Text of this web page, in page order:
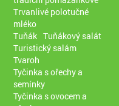
Trvanlivé polotučné
mléko
Tuňák Tuňákový salát
Turistický salám
Tvaroh
Tyčinka s ořechy a
semínky
Tyčinka s ovocem a